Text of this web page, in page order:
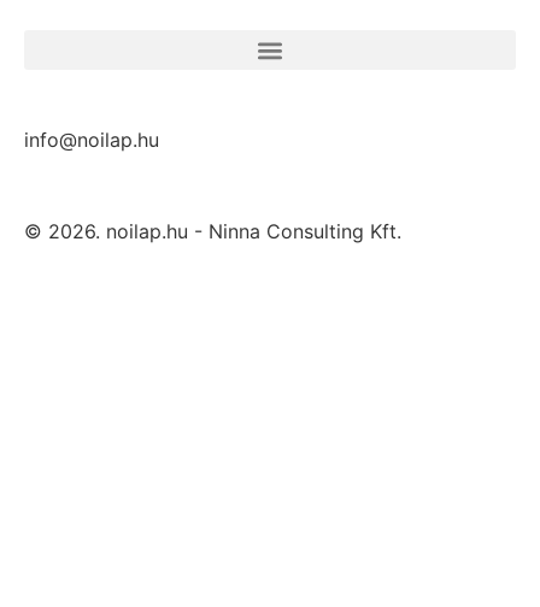
info@noilap.hu
© 2026. noilap.hu - Ninna Consulting Kft.